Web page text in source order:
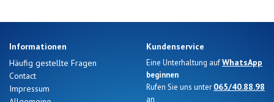
Informationen
Häufig gestellte Fragen
Contact
Impressum
Kundenservice
Eine Unterhaltung aufWhatsApp
beginnen
Rufen Sie uns unter 065/40.88.98
an